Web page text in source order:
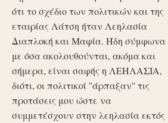
ότι το σχέδιο των πολιτικών και της
εταιρίας Λάτση ήταν Λεηλασία
Διαπλοκή και Μαφία. Ήδη σύμφωνα
με όσα ακολουθούνται, ακόμα και
σήμερα, είναι σαφής η ΛΕΗΛΑΣΙΑ,
διότι, οι πολιτικοί ''άρπαξαν'' τις
προτάσεις μου ώστε να
συμμετέσχουν στην λεηλασία εκτός